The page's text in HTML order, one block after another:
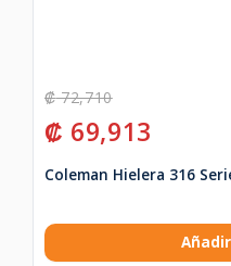
₡72,710
₡ 69,913
Coleman Hielera 316